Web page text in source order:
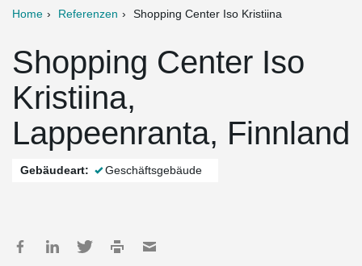
Home Referenzen Shopping Center Iso Kristiina
Shopping Center Iso
Kristiina,
Lappeenranta, Finnland
Gebäudeart: Geschäftsgebäude